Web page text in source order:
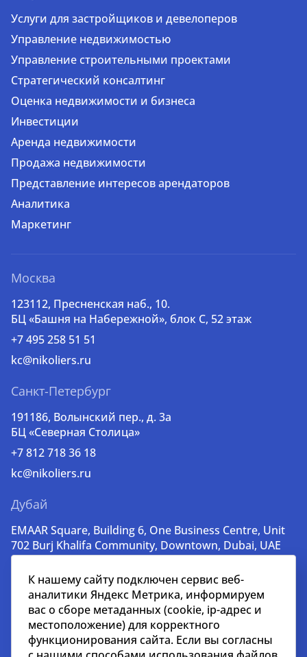
Услуги для застройщиков и девелоперов
Управление недвижимостью
Управление строительными проектами
Стратегический консалтинг
Оценка недвижимости и бизнеса
Инвестиции
Аренда недвижимости
Продажа недвижимости
Представление интересов арендаторов
Аналитика
Маркетинг
Москва
123112, Пресненская наб., 10.
БЦ «Башня на Набережной», блок С, 52 этаж
+7 495 258 51 51
kc@nikoliers.ru
Санкт-Петербург
191186, Волынский пер., д. 3a
БЦ «Северная Столица»
+7 812 718 36 18
kc@nikoliers.ru
Дубай
EMAAR Square, Building 6, One Business Centre, Unit
702 Burj Khalifa Community, Downtown, Dubai, UAE
lead@nikoliers-global.com
© nikoliers.ru 1994 - 2026
Все права защищены
К нашему сайту подключен сервис веб-
аналитики Яндекс Метрика, информируем
вас о сборе метаданных (cookie, ip-адрес и
местоположение) для корректного
функционирования сайта. Если вы согласны